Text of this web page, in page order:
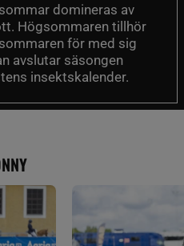
domineras av
Högsommaren tillhör
för med sig
avslutar säsongen
insektskalender.